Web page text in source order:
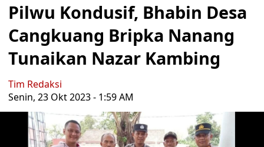
Pilwu Kondusif, Bhabin Desa
Cangkuang Bripka Nanang
Tunaikan Nazar Kambing
Tim Redaksi
Senin, 23 Okt 2023 - 1:59 AM